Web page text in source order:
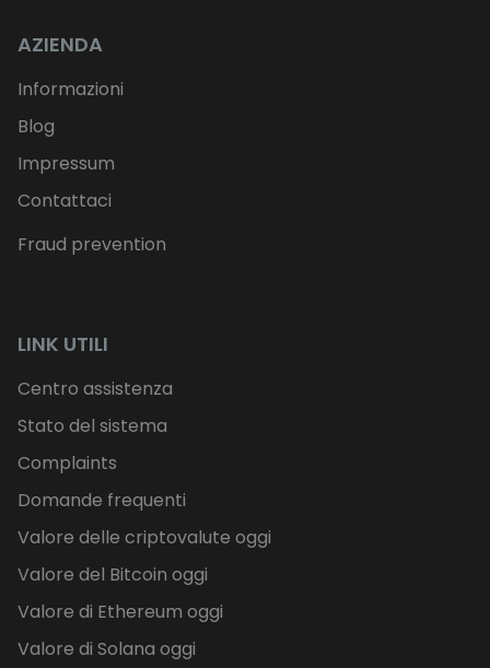
AZIENDA
Informazioni
Blog
Impressum
Contattaci
Fraud prevention
LINK UTILI
Centro assistenza
Stato del sistema
Complaints
Domande frequenti
Valore delle criptovalute oggi
Valore del Bitcoin oggi
Valore di Ethereum oggi
Valore di Solana oggi